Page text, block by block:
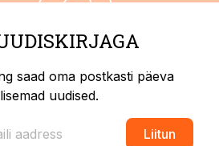
saad oma postkasti päeva
uudised.
Liitun